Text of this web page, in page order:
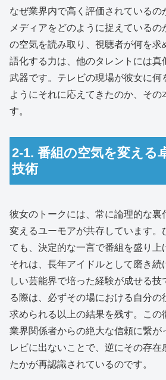
なぜ業界内で高く評価されているの
メディアをどのように捉えているの
の空気を読み取り、視聴者が何を求
語化する力は、他のタレントには真
武器です。テレビの現場が彼女に何
ようにそれに応えてきたのか、その
す。
2-1. 番組の空気を変える
技術
彼女のトークには、常に論理的な裏
変えるユーモアが共存しています。
ても、決定的な一言で番組を盛り上
それは、長年アイドルとして磨き続
しい芸能界で培った経験が成せる技
る際は、必ずその場における自分の
求められる以上の結果を残す。この
業界関係者からの絶大な信頼に繋が
レビに出ないことで、逆にその存在
たかが再認識されているのです。